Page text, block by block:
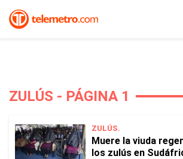
ZULÚS - PÁGINA 1
ZULÚS.
Muere la viuda
los zulús en